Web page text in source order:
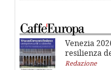
Venezia
resilienza
Redazione